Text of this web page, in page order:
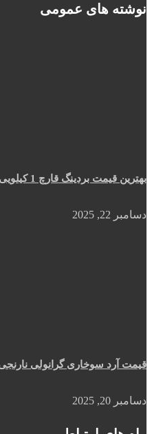
نوشته های عمومی
بهترین قیمت بردینگ قارچ 1 کیلویی در آذر ۱۴۰۴
دسامبر 22, 2025
قیمت آرد سوخاری گرانولی نارنجی آینز ۲ کیلویی در
دسامبر 20, 2025